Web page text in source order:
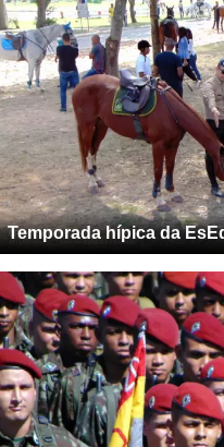
Temporada hípica da